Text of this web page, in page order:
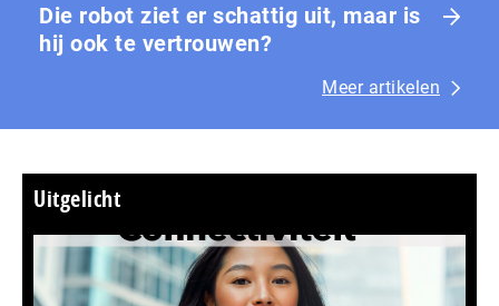
Die robot ziet er schattig uit, maar is
hij ook te vertrouwen?
Meer artikelen
Uitgelicht